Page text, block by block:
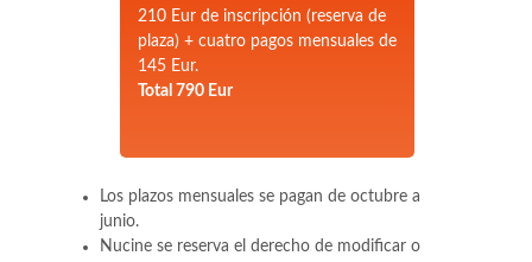
210 Eur de inscripción (reserva de
plaza) + cuatro pagos mensuales de
145 Eur.
Total 790 Eur
Los plazos mensuales se pagan de octubre a
junio.
Nucine se reserva el derecho de modificar o